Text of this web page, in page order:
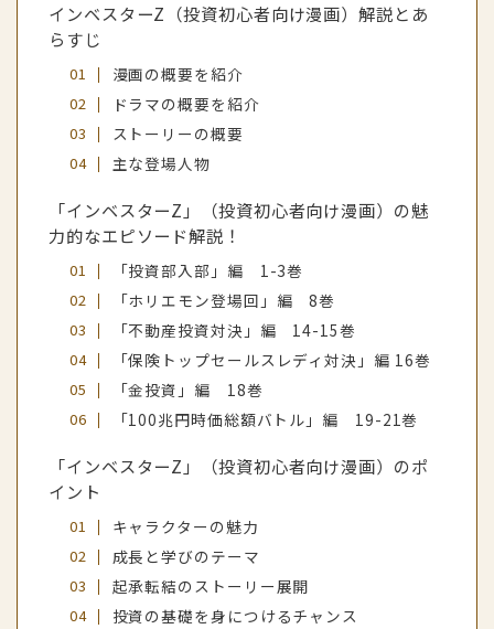
インベスターZ（投資初心者向け漫画）解説とあ
らすじ
漫画の概要を紹介
ドラマの概要を紹介
ストーリーの概要
主な登場人物
「インベスターZ」（投資初心者向け漫画）の魅
力的なエピソード解説！
「投資部入部」編 1-3巻
「ホリエモン登場回」編 8巻
「不動産投資対決」編 14-15巻
「保険トップセールスレディ対決」編 16巻
「金投資」編 18巻
「100兆円時価総額バトル」編 19-21巻
「インベスターZ」（投資初心者向け漫画）のポ
イント
キャラクターの魅力
成長と学びのテーマ
起承転結のストーリー展開
投資の基礎を身につけるチャンス